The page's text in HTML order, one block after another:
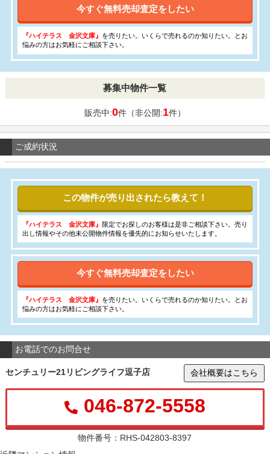
今すぐ無料売却査定をしたい
『ハイテラス 金沢文庫』 を売りたい。いくらで売れるのか知りたい。とお
悩みの方はお気軽にご相談下さい。
募集中物件一覧
販売中:0件（非公開:1件）
ご成約状況
この物件が売り出されたら教えて！
『ハイテラス 金沢文庫』 限定でお探しのお客様は是非ご相談下さい。売り
出し情報やその他未公開物件情報を優先的にお知らせいたします。
今すぐ無料売却査定をしたい
『ハイテラス 金沢文庫』 を売りたい。いくらで売れるのか知りたい。とお
悩みの方はお気軽にご相談下さい。
お電話でのお問合せ
センチュリー21リビングライフ逗子店 会社概要はこちら
046-872-5558
物件番号：RHS-042803-8397